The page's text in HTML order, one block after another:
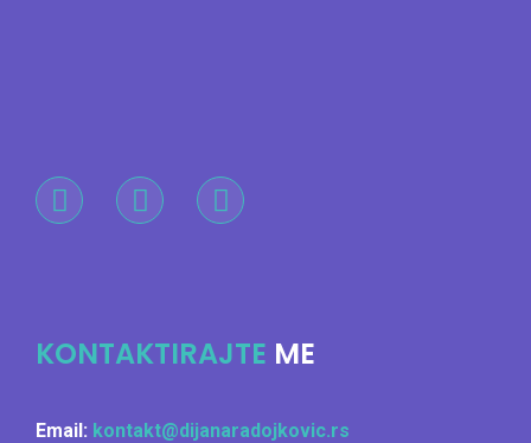
KONTAKTIRAJTE ME
Email: kontakt@dijanaradojkovic.rs